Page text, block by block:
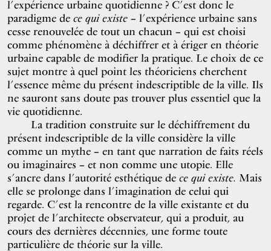
l’expérience urbaine quotidienne ? C’est donc le
paradigme de ce qui existe– l’expérience urbaine sans
cesse renouvelée de tout un chacun – qui est choisi
comme phénomène à déchiffrer et à ériger en théorie
urbaine capable de modifier la pratique. Le choix de ce
sujet montre à quel point les théoriciens cherchent
l’essence même du présent indescriptible de la ville. Ils
ne sauront sans doute pas trouver plus essentiel que la
vie quotidienne.
La tradition construite sur le déchiffrement du
présent indescriptible de la ville considère la ville
comme un mythe – en tant que narration de faits réels
ou imaginaires – et non comme une utopie. Elle
s’ancre dans l’autorité esthétique de ce qui existe. Mais
elle se prolonge dans l’imagination de celui qui
regarde. C’est la rencontre de la ville existante et du
projet de l’architecte observateur, qui a produit, au
cours des dernières décennies, une forme toute
particulière de théorie sur la ville.